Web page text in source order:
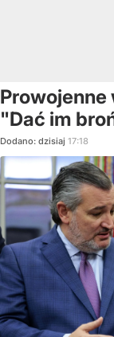
Prowojenne
"Dać im
Dodano: dzisiaj 17:18